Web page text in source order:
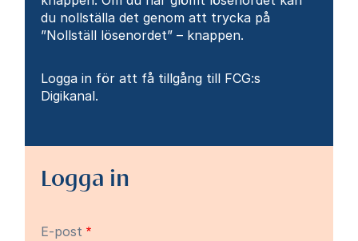
du nollställa det genom att trycka på
”Nollställ lösenordet” – knappen.
Logga in för att få tillgång till FCG:s
Digikanal.
Logga in
E-post